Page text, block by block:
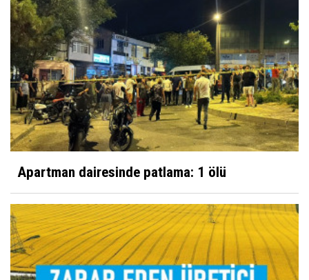
Apartman dairesinde patlama: 1 ölü